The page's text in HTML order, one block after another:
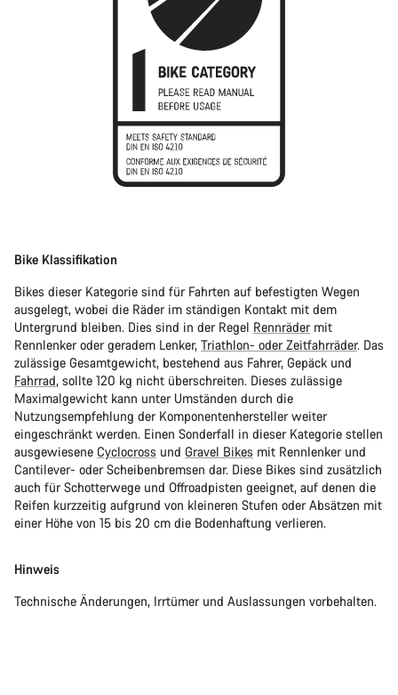
Bike Klassifikation
Bikes dieser Kategorie sind für Fahrten auf befestigten Wegen
ausgelegt, wobei die Räder im ständigen Kontakt mit dem
Untergrund bleiben. Dies sind in der Regel Rennrädermit
Rennlenker oder geradem Lenker, Triathlon- oder Zeitfahrräder. Das
zulässige Gesamtgewicht, bestehend aus Fahrer, Gepäck und
Fahrrad, sollte 120 kg nicht überschreiten. Dieses zulässige
Maximalgewicht kann unter Umständen durch die
Nutzungsempfehlung der Komponentenhersteller weiter
eingeschränkt werden. Einen Sonderfall in dieser Kategorie stellen
ausgewiesene Cyclocross und Gravel Bikes mit Rennlenker und
Cantilever- oder Scheibenbremsen dar. Diese Bikes sind zusätzlich
auch für Schotterwege und Offroadpisten geeignet, auf denen die
Reifen kurzzeitig aufgrund von kleineren Stufen oder Absätzen mit
einer Höhe von 15 bis 20 cm die Bodenhaftung verlieren.
Hinweis
Technische Änderungen, Irrtümer und Auslassungen vorbehalten.